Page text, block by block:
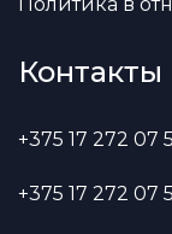
Контакты
+375 17 272 07
+375 17 272 07